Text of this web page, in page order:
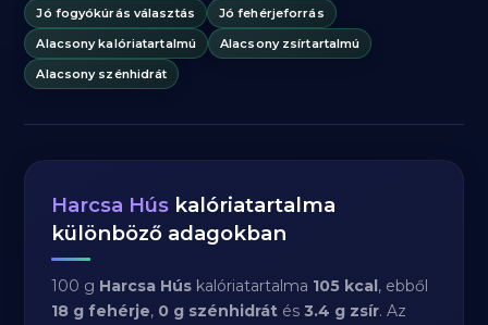
Jó fogyókúrás választás
Jó fehérjeforrás
Alacsony kalóriatartalmú
Alacsony zsírtartalmú
Alacsony szénhidrát
Harcsa Hús kalóriatartalma
különböző adagokban
100 g Harcsa Hús kalóriatartalma 105 kcal, ebből
18 g fehérje, 0 g szénhidrát és3.4 g zsír. Az